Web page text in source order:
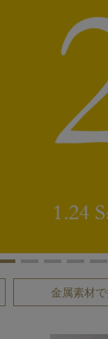
金属素材